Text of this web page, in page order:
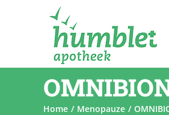
Home Menopauze